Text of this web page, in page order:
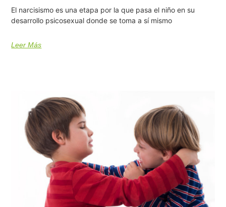
El narcisismo es una etapa por la que pasa el niño en su
desarrollo psicosexual donde se toma a sí mismo
Leer Más